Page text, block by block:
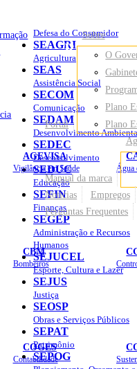
Rondônia
AGEVISA
Vigilância em Saúde Água
CBM
Bombeiros
COGES
Contabilidade
Portal
Sobre
O
Plano
Plano
Manual da marca
Notícias
Empregos
Perguntas Frequentes
Defesa do Consumidor
SEAGRI
Agricultura
SEAS
Assistência Social
SECOM
Comunicação
SEDAM
Desenvolvimento
SEDEC
Desenvolvimento
SEDUC
Educação
SEFIN
Finanças
SEGEP
Administração e Recursos
Humanos
SEJUCEL
Esporte, Cultura e Lazer
SEJUS
Justiça
SEOSP
Obras e Serviços Públicos
SEPAT
Patrimônio
SEPOG